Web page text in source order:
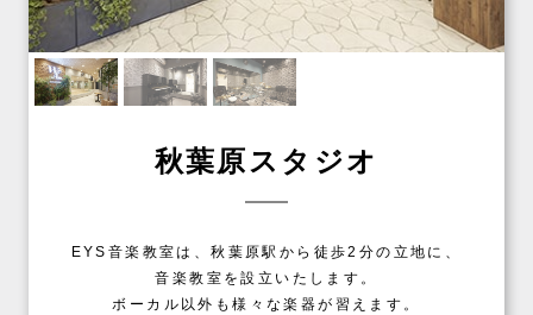
秋葉原スタジオ
EYS音楽教室は、秋葉原駅から徒歩2分の立地に、
音楽教室を設立いたします。
ボーカル以外も様々な楽器が習えます。